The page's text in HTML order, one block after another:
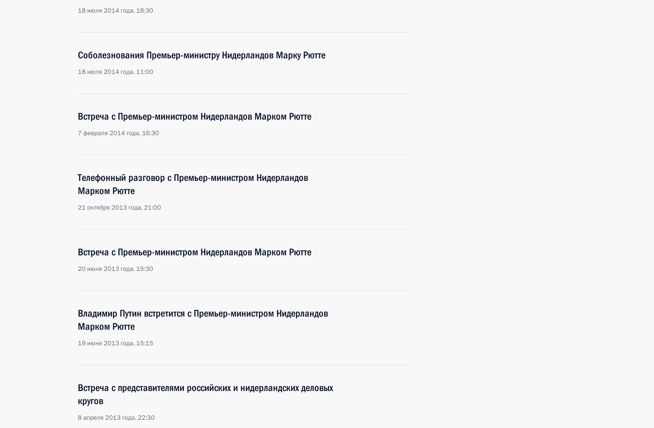
18 июля 2014 года, 18:30
Соболезнования Премьер-министру Нидерландов Марку Рютте
18 июля 2014 года, 11:00
Встреча с Премьер-министром Нидерландов Марком Рютте
7 февраля 2014 года, 16:30
Телефонный разговор с Премьер-министром Нидерландов
Марком Рютте
21 октября 2013 года, 21:00
Встреча с Премьер-министром Нидерландов Марком Рютте
20 июня 2013 года, 15:30
Владимир Путин встретится с Премьер-министром Нидерландов
Марком Рютте
19 июня 2013 года, 15:15
Встреча с представителями российских и нидерландских деловых
кругов
8 апреля 2013 года, 22:30